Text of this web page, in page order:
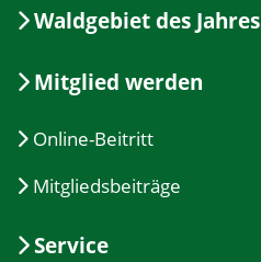
Waldgebiet des Jahres
Mitglied werden
Online-Beitritt
Mitgliedsbeiträge
Service